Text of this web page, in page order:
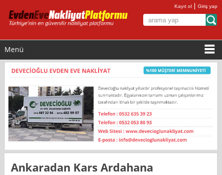
Kayıt ol |Giriş yap
Menü
Ankaradan Kars Ardahana